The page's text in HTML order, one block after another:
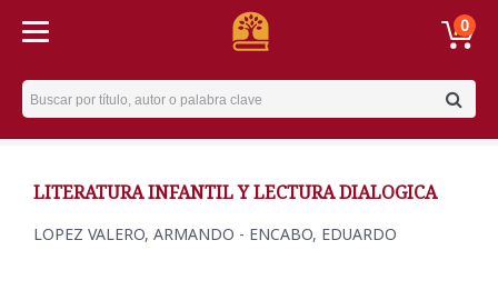
0
Username
LITERATURA INFANTIL Y LECTURA DIALOGICA
LOPEZ VALERO, ARMANDO - ENCABO, EDUARDO